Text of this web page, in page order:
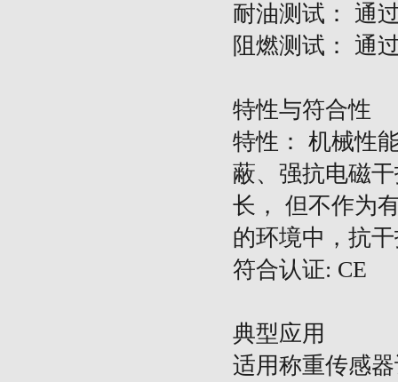
耐油测试：
通
阻燃测试：
通
特性与符合性
特性：
机械性
蔽、强抗电磁
长，
但不作为
的环境中，抗
符合认证: CE
典型应用
适用称重传感